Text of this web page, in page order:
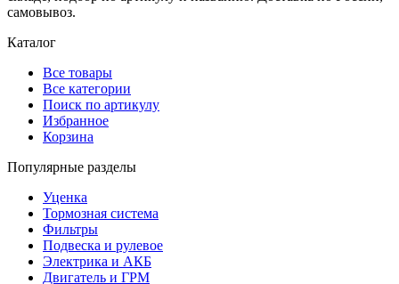
самовывоз.
Каталог
Все товары
Все категории
Поиск по артикулу
Избранное
Корзина
Популярные разделы
Уценка
Тормозная система
Фильтры
Подвеска и рулевое
Электрика и АКБ
Двигатель и ГРМ